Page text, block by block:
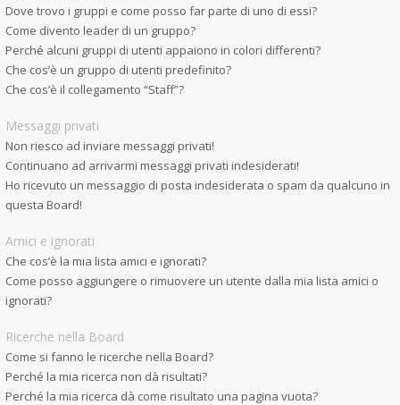
Dove trovo i gruppi e come posso far parte di uno di essi?
Come divento leader di un gruppo?
Perché alcuni gruppi di utenti appaiono in colori differenti?
Che cos’è un gruppo di utenti predefinito?
Che cos’è il collegamento “Staff”?
Messaggi privati
Non riesco ad inviare messaggi privati!
Continuano ad arrivarmi messaggi privati indesiderati!
Ho ricevuto un messaggio di posta indesiderata o spam da qualcuno in
questa Board!
Amici e ignorati
Che cos’è la mia lista amici e ignorati?
Come posso aggiungere o rimuovere un utente dalla mia lista amici o
ignorati?
Ricerche nella Board
Come si fanno le ricerche nella Board?
Perché la mia ricerca non dà risultati?
Perché la mia ricerca dà come risultato una pagina vuota?